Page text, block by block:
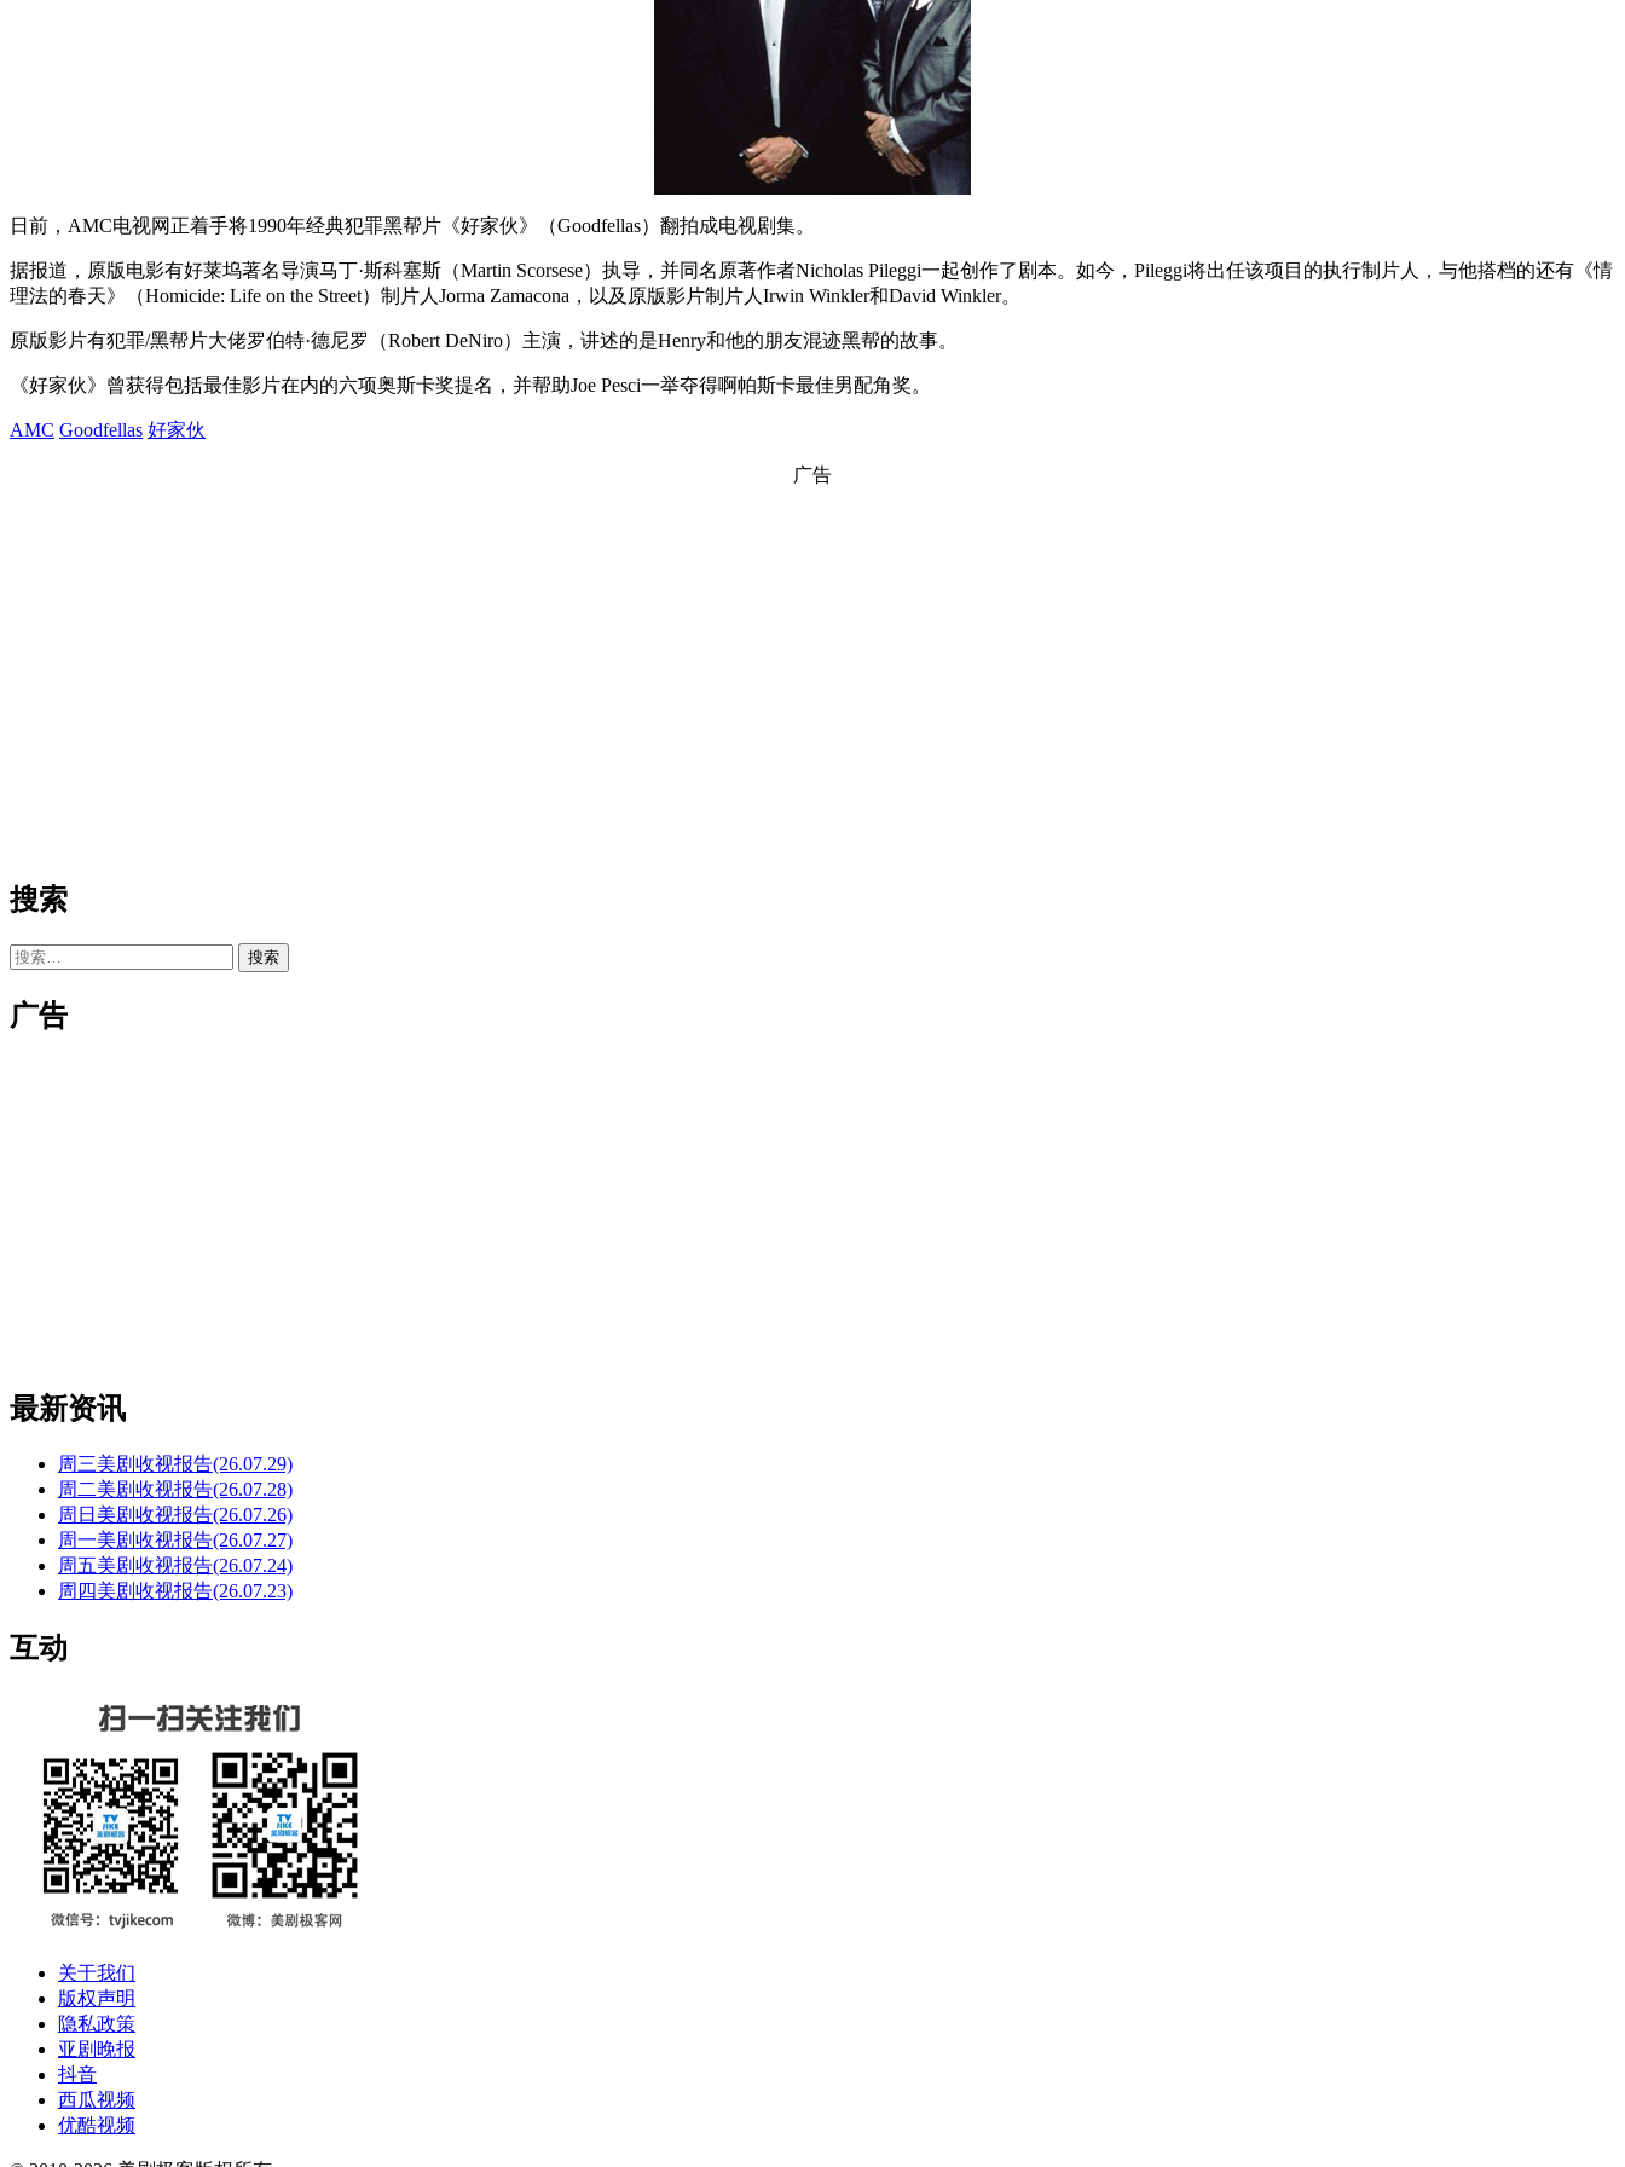
日前，AMC电视网正着手将1990年经典犯罪黑帮片《好家伙》（Goodfellas）翻拍成电视剧集。
据报道，原版电影有好莱坞著名导演马丁·斯科塞斯（Martin Scorsese）执导，并同名原著作者Nicholas Pileggi一起创作了剧本。如今，Pileggi将出任该项目的执行制片人，与他搭档的还有《情
理法的春天》（Homicide: Life on the Street）制片人Jorma Zamacona，以及原版影片制片人Irwin Winkler和David Winkler。
原版影片有犯罪/黑帮片大佬罗伯特·德尼罗（Robert DeNiro）主演，讲述的是Henry和他的朋友混迹黑帮的故事。
《好家伙》曾获得包括最佳影片在内的六项奥斯卡奖提名，并帮助Joe Pesci一举夺得啊帕斯卡最佳男配角奖。
AMC Goodfellas 好家伙
广告
搜索
搜
广告
最新资讯
周三美剧收视报告(26.07.29)
周二美剧收视报告(26.07.28)
周日美剧收视报告(26.07.26)
周一美剧收视报告(26.07.27)
周五美剧收视报告(26.07.24)
周四美剧收视报告(26.07.23)
互动
关于我们
版权声明
隐私政策
亚剧晚报
抖音
西瓜视频
优酷视频